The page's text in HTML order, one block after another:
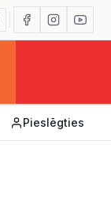
Pieslēgties